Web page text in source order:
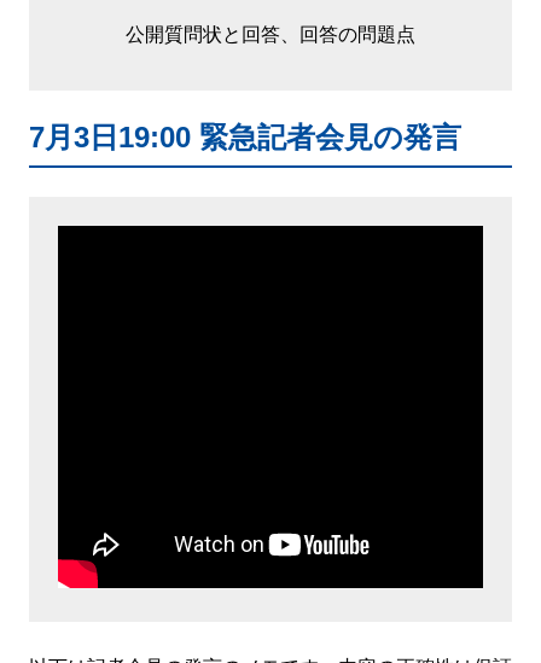
公開質問状と回答、回答の問題点
7月3日19:00 緊急記者会見の発言